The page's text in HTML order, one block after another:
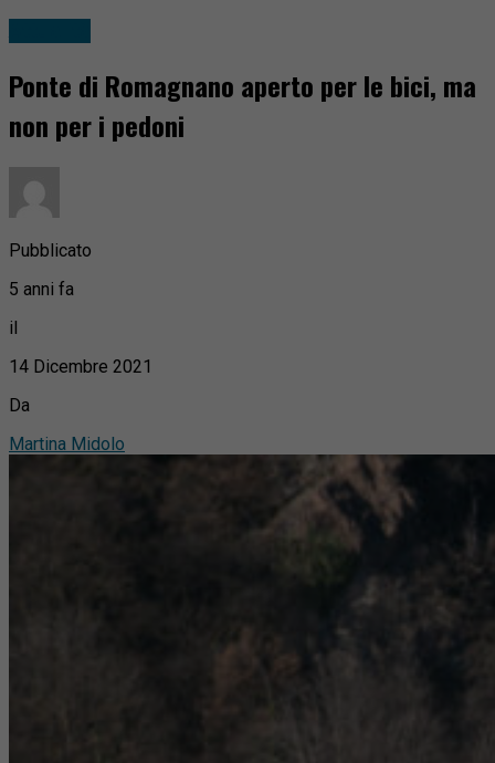
Ponte di Romagnano aperto per le bici, ma
non per i pedoni
Pubblicato
5 anni fa
il
14 Dicembre 2021
Da
Martina Midolo